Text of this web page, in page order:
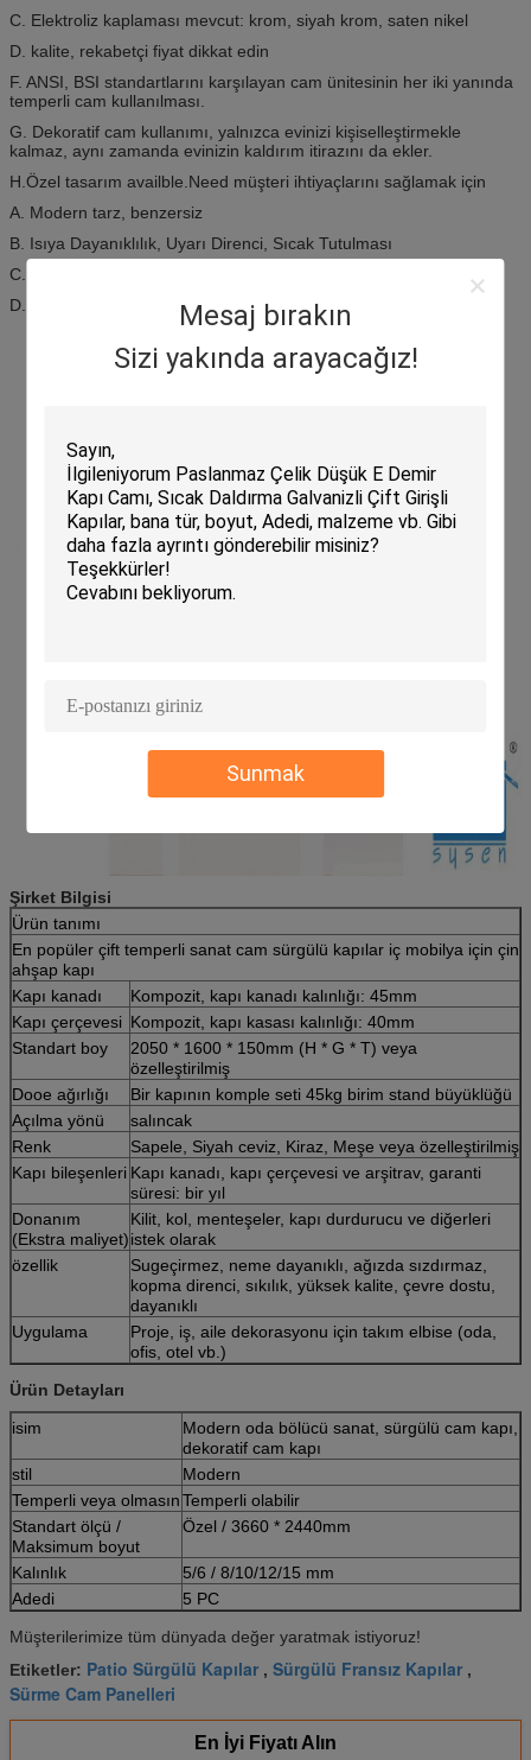
Mesaj bırakın
Sizi yakında arayacağız!
Sunmak
C. Elektroliz kaplaması mevcut: krom, siyah krom, saten nikel
D. kalite, rekabetçi fiyat dikkat edin
F. ANSI, BSI standartlarını karşılayan cam ünitesinin her iki yanında
temperli cam kullanılması.
G. Dekoratif cam kullanımı, yalnızca evinizi kişiselleştirmekle
kalmaz, aynı zamanda evinizin kaldırım itirazını da ekler.
H.Özel tasarım availble.Need müşteri ihtiyaçlarını sağlamak için
A. Modern tarz, benzersiz
B. Isıya Dayanıklılık, Uyarı Direnci, Sıcak Tutulması
C. Oksijenasyon direnci, dirsek direnci
D. Yüksek ve düşük sıcaklıkta ayı
Şirket Bilgisi
Ürün tanımı
En popüler çift temperli sanat cam sürgülü kapılar iç mobilya için çin
ahşap kapı
Kapı kanadı
Kompozit, kapı kanadı kalınlığı: 45mm
Kapı çerçevesi Kompozit, kapı kasası kalınlığı: 40mm
Standart boy
2050 * 1600 * 150mm (H * G * T) veya
özelleştirilmiş
Dooe ağırlığı
Bir kapının komple seti 45kg birim stand büyüklüğü
Açılma yönü
salıncak
Renk
Sapele, Siyah ceviz, Kiraz, Meşe veya özelleştirilmiş
Kapı bileşenleri Kapı kanadı, kapı çerçevesi ve arşitrav, garanti
süresi: bir yıl
Donanım
(Ekstra maliyet)
Kilit, kol, menteşeler, kapı durdurucu ve diğerleri
istek olarak
özellik
Sugeçirmez, neme dayanıklı, ağızda sızdırmaz,
kopma direnci, sıkılık, yüksek kalite, çevre dostu,
dayanıklı
Uygulama
Proje, iş, aile dekorasyonu için takım elbise (oda,
ofis, otel vb.)
Ürün Detayları
isim
Modern oda bölücü sanat, sürgülü cam kapı,
dekoratif cam kapı
stil
Modern
Temperli veya olmasınTemperli olabilir
Standart ölçü /
Maksimum boyut
Özel / 3660 * 2440mm
Kalınlık
5/6 / 8/10/12/15 mm
Adedi
5 PC
Müşterilerimize tüm dünyada değer yaratmak istiyoruz!
Etiketler: Patio Sürgülü Kapılar , Sürgülü Fransız Kapılar ,
Sürme Cam Panelleri
En İyi Fiyatı Alın